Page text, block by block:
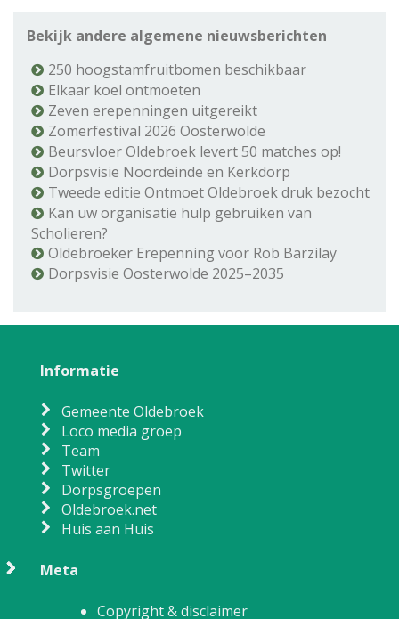
Bekijk andere algemene nieuwsberichten
250 hoogstamfruitbomen beschikbaar
Elkaar koel ontmoeten
Zeven erepenningen uitgereikt
Zomerfestival 2026 Oosterwolde
Beursvloer Oldebroek levert 50 matches op!
Dorpsvisie Noordeinde en Kerkdorp
Tweede editie Ontmoet Oldebroek druk bezocht
Kan uw organisatie hulp gebruiken van
Scholieren?
Oldebroeker Erepenning voor Rob Barzilay
Dorpsvisie Oosterwolde 2025–2035
Informatie
Gemeente Oldebroek
Loco media groep
Team
Twitter
Dorpsgroepen
Oldebroek.net
Huis aan Huis
Meta
Copyright & disclaimer